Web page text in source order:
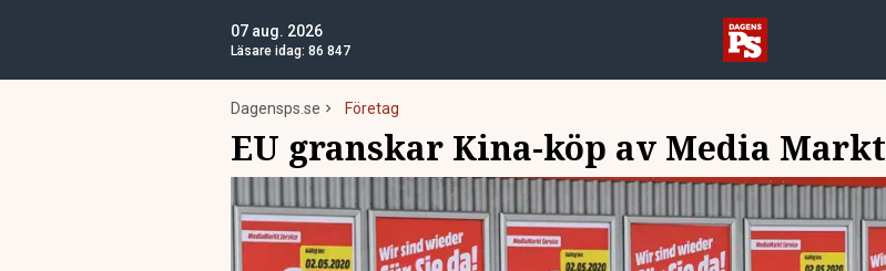
07 aug. 2026
Läsare idag: 86 847
Dagensps.se Företag
EU granskar Kina-köp av Media Markt